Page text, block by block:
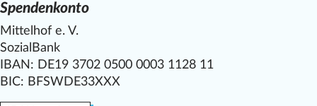
Spendenkonto
Mittelhof e. V.
SozialBank
IBAN: DE19 3702 0500 0003 1128 11
BIC: BFSWDE33XXX